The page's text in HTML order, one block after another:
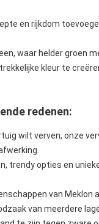
en rijkdom
waar helder groen
kleur te
redenen:
wilt verven, onze
trendy opties en
van
van meerdere